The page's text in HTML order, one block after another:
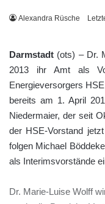
Alexandra Rüsche
Darmstadt (ots) – Dr.
2013 ihr Amt als
Energieversorgers
bereits am 1. April
Niedermaier, der seit
der HSE-Vorstand
folgen Michael
als Interimsvorstände
Dr. Marie-Luise Wolff